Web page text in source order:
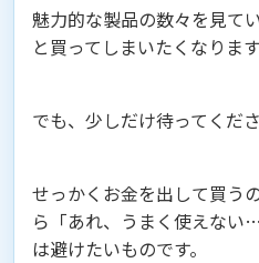
魅力的な製品の数々を見て
と買ってしまいたくなります
でも、少しだけ待ってくださ
せっかくお金を出して買う
ら「あれ、うまく使えない
は避けたいものです。